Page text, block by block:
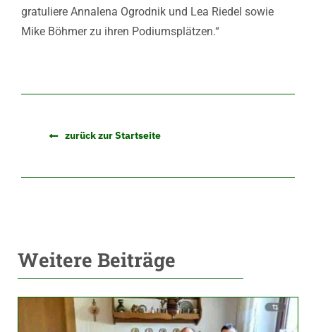
gratuliere Annalena Ogrodnik und Lea Riedel sowie
Mike Böhmer zu ihren Podiumsplätzen.“
zurück zur Startseite
Weitere Beiträge